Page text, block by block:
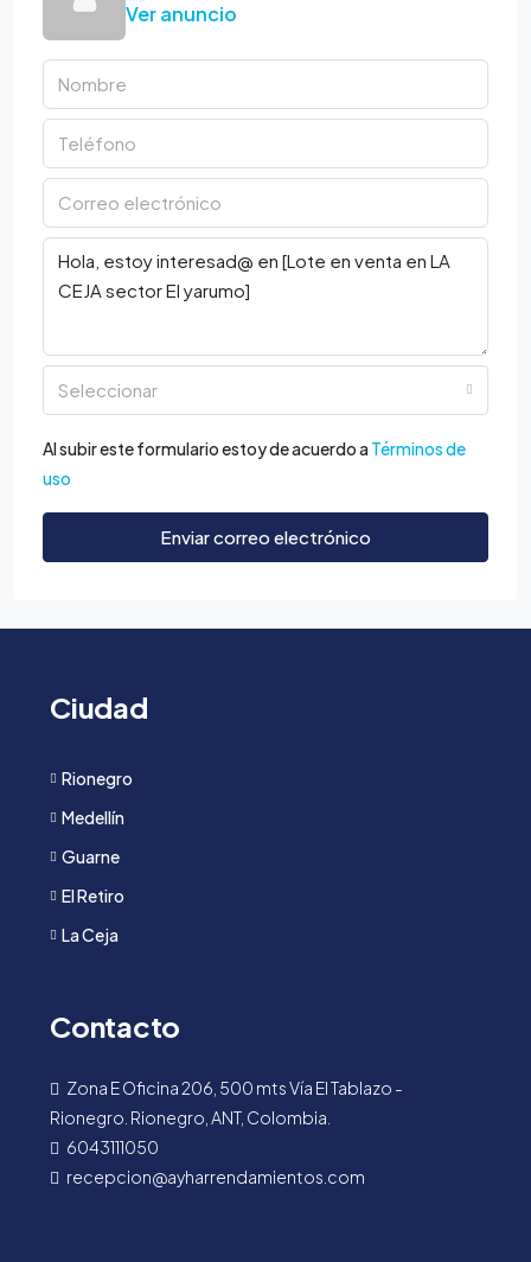
Ver anuncio
Seleccionar
Al subir este formulario estoy de acuerdo a Términos de
uso
Enviar correo electrónico
Ciudad
Rionegro
Medellín
Guarne
El Retiro
La Ceja
Contacto
Zona E Oficina 206, 500 mts Vía El Tablazo -
Rionegro. Rionegro, ANT, Colombia.
6043111050
recepcion@ayharrendamientos.com